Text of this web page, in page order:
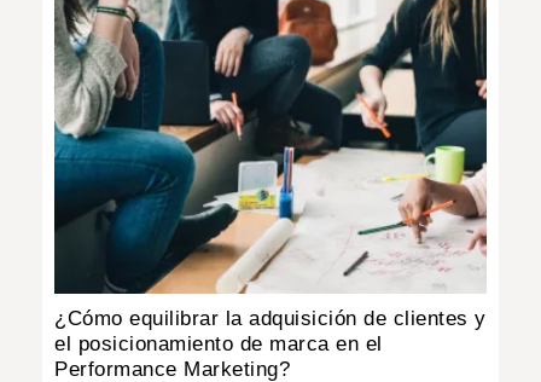
¿Cómo equilibrar la adquisición de clientes y
el posicionamiento de marca en el
Performance Marketing?